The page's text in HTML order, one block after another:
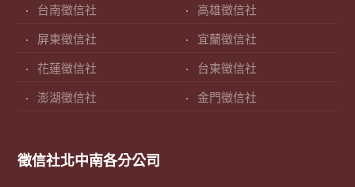
台南徵信社 高雄徵信社
屏東徵信社 宜蘭徵信社
花蓮徵信社 台東徵信社
澎湖徵信社 金門徵信社
徵信社北中南各分公司